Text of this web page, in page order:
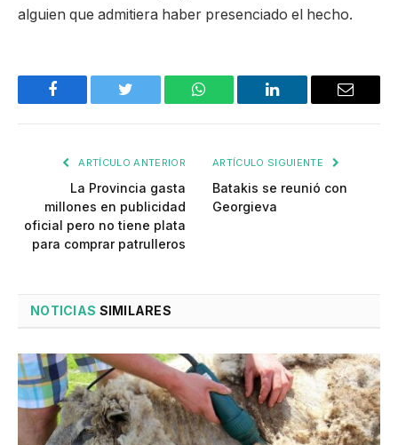
alguien que admitiera haber presenciado el hecho.
Facebook Twitter WhatsApp LinkedIn Email
ARTÍCULO ANTERIOR
La Provincia gasta
millones en publicidad
oficial pero no tiene plata
para comprar patrulleros
ARTÍCULO SIGUIENTE
Batakis se reunió con
Georgieva
NOTICIAS SIMILARES